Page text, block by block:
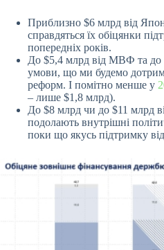
Приблизно $6 млрд від
справдяться їх обіцянки
попередніх років.
До $5,4 млрд від МВФ та до
умови, що ми будемо
реформ. І помітно менше у
– лише $1,8 млрд).
До $8 млрд чи до $11 млрд
подолають внутрішні
поки що якусь підтримку